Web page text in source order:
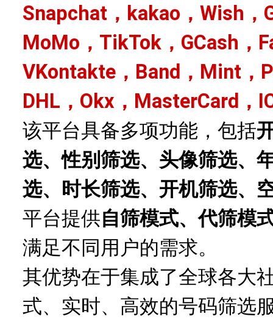
Snapchat，kakao，Wish，
MoMo，TikTok，GCash，
VKontakte，Band，Mint，
DHL，Okx，MasterCard，
该平台具备多项功能，包括
选、性别筛选、头像筛选、
选、时长筛选、开机筛选、
平台提供自筛模式、代筛模
满足不同用户的需求。
其优势在于集成了全球各大
式、实时、高效的号码筛选